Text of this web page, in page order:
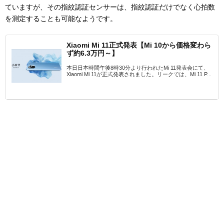
ていますが、その指紋認証センサーは、指紋認証だけでなく心拍数
を測定することも可能なようです。
Xiaomi Mi 11正式発表【Mi 10から価格変わら
ず約6.3万円～】
本日日本時間午後8時30分より行われたMi 11発表会にて、
Xiaomi Mi 11が正式発表されました。リークでは、Mi 11 P...